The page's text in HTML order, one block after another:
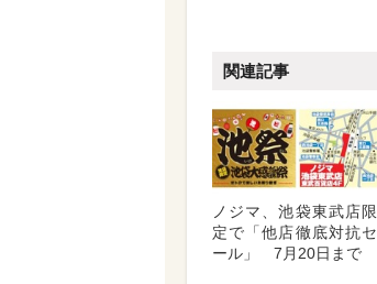
関連記事
ノジマ、池袋東武店限
定で「他店徹底対抗セ
ール」 7月20日まで